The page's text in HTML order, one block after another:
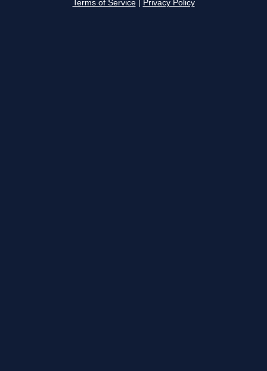
Terms of Service Privacy Policy